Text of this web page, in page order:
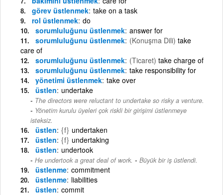
görev üstlenmek take on a task
rol üstlenmek do
sorumluluğunu üstlenmek answer for
sorumluluğunu üstlenmek (Konuşma Dili) take
care of
sorumluluğunu üstlenmek (Ticaret) take charge of
sorumluluğunu üstlenmek take responsibility for
yönetimi üstlenmek take over
üstlen undertake
The directors were reluctant to undertake so risky a venture.
- Yönetim kurulu üyeleri çok riskli bir girişimi üstlenmeye
isteksiz.
üstlen {f} undertaken
üstlen {f} undertaking
üstlen undertook
He undertook a great deal of work. - Büyük bir iş üstlendi.
üstlenme commitment
üstlenme liabilities
üstlen commit